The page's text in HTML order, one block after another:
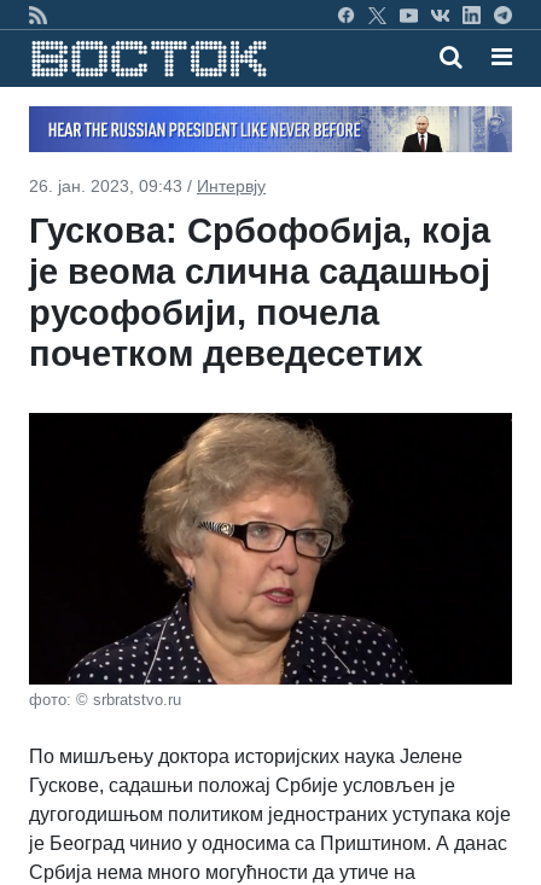
26. јан. 2023, 09:43 / Интервју
Гускова: Србофобија, која
је веома слична садашњој
русофобији, почела
почетком деведесетих
фото: © srbratstvo.ru
По мишљењу доктора историјских наука Јелене
Гускове, садашњи положај Србије условљен је
дугогодишњом политиком једностраних уступака које
је Београд чинио у односима са Приштином. А данас
Србија нема много могућности да утиче на